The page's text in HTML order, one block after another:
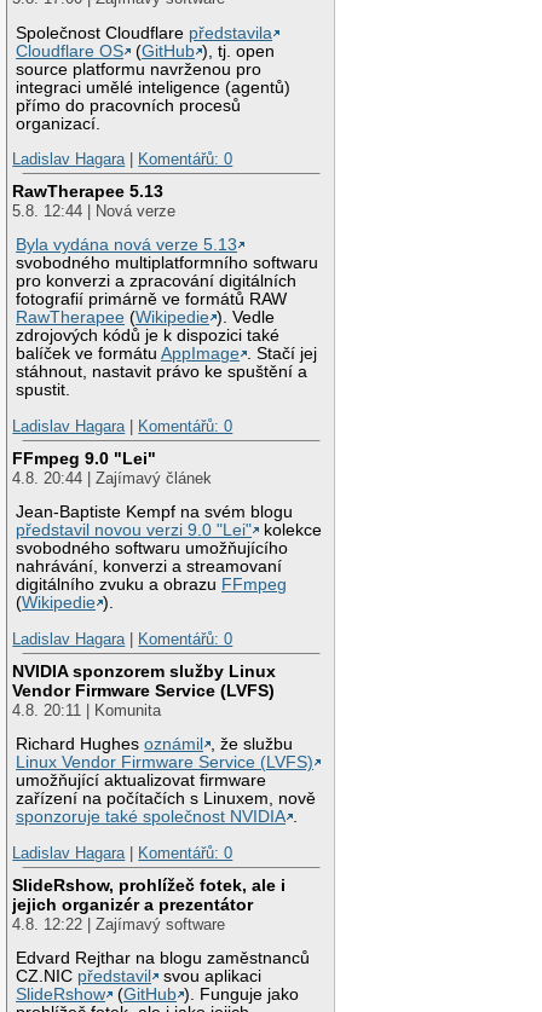
Společnost Cloudflare představila
Cloudflare OS
(GitHub ), tj. open
source platformu navrženou pro
integraci umělé inteligence (agentů)
přímo do pracovních procesů
organizací.
Ladislav Hagara| Komentářů: 0
RawTherapee 5.13
5.8. 12:44 | Nová verze
Byla vydána nová verze 5.13
svobodného multiplatformního softwaru
pro konverzi a zpracování digitálních
fotografií primárně ve formátů RAW
RawTherapee (Wikipedie ). Vedle
zdrojových kódů je k dispozici také
balíček ve formátuAppImage . Stačí jej
stáhnout, nastavit právo ke spuštění a
spustit.
Ladislav Hagara| Komentářů: 0
FFmpeg 9.0 "Lei"
4.8. 20:44 | Zajímavý článek
Jean-Baptiste Kempf na svém blogu
představil novou verzi 9.0 "Lei"
kolekce
svobodného softwaru umožňujícího
nahrávání, konverzi a streamovaní
digitálního zvuku a obrazu FFmpeg
(Wikipedie ).
Ladislav Hagara| Komentářů: 0
NVIDIA sponzorem služby Linux
Vendor Firmware Service (LVFS)
4.8. 20:11 | Komunita
Richard Hughesoznámil
, že službu
Linux Vendor Firmware Service (LVFS)
umožňující aktualizovat firmware
zařízení na počítačích s Linuxem, nově
sponzoruje také společnost NVIDIA .
Ladislav Hagara| Komentářů: 0
SlideRshow, prohlížeč fotek, ale i
jejich organizér a prezentátor
4.8. 12:22 | Zajímavý software
Edvard Rejthar na blogu zaměstnanců
CZ.NIC představil
svou aplikaci
SlideRshow
(GitHub ). Funguje jako